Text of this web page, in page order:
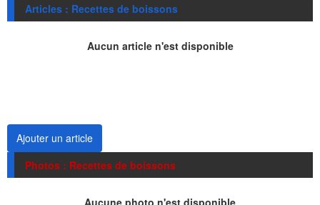
Articles : Recettes de boissons
Aucun article n'est disponible
Ajouter un article
Photos : Recettes de boissons